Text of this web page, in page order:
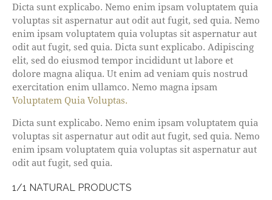
Dicta sunt explicabo. Nemo enim ipsam voluptatem quia
voluptas sit aspernatur aut odit aut fugit, sed quia. Nemo
enim ipsam voluptatem quia voluptas sit aspernatur aut
odit aut fugit, sed quia. Dicta sunt explicabo. Adipiscing
elit, sed do eiusmod tempor incididunt ut labore et
dolore magna aliqua. Ut enim ad veniam quis nostrud
exercitation enim ullamco. Nemo magna ipsam
Voluptatem Quia Voluptas.
Dicta sunt explicabo. Nemo enim ipsam voluptatem quia
voluptas sit aspernatur aut odit aut fugit, sed quia. Nemo
enim ipsam voluptatem quia voluptas sit aspernatur aut
odit aut fugit, sed quia.
1/1 NATURAL PRODUCTS